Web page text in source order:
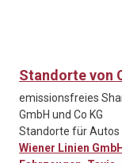
Standorte von
emissionsfreies
GmbH und Co KG
Standorte für Autos
Wiener Linien